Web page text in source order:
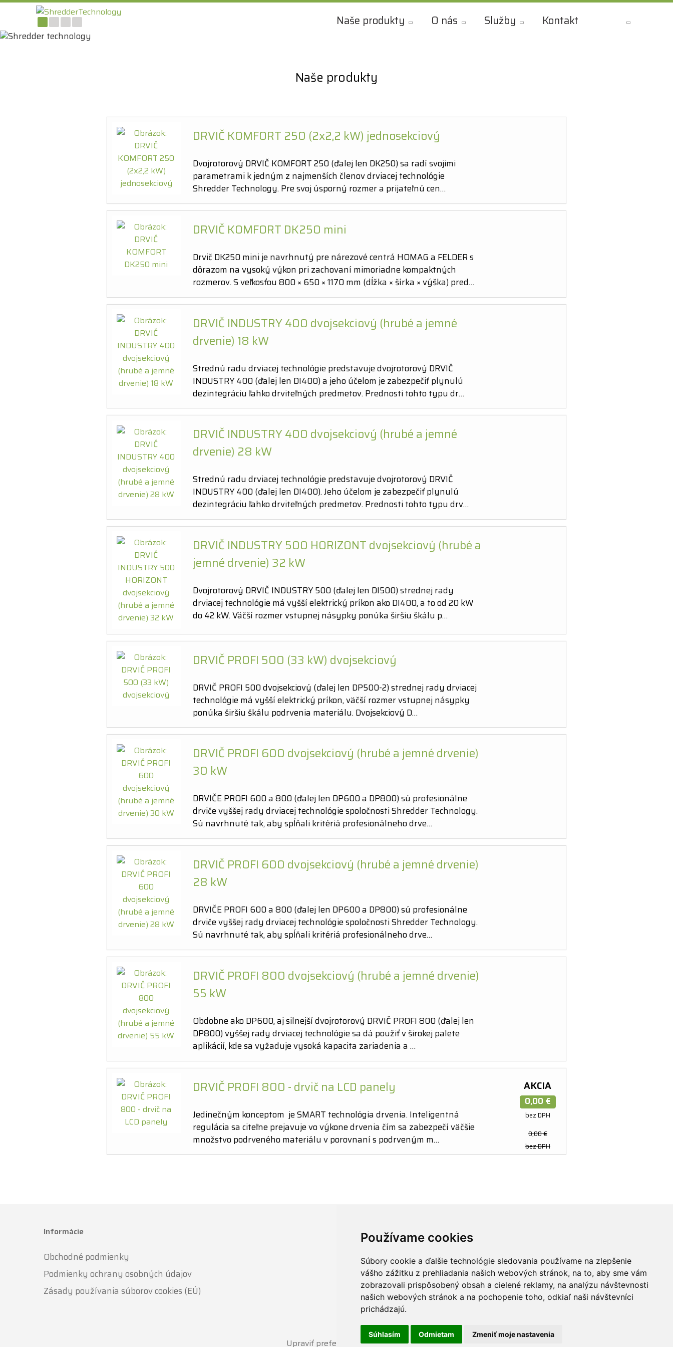
Používame cookies
Súbory cookie a ďalšie technológie sledovania používame na zlepšenie
vášho zážitku z prehliadania našich webových stránok, na to, aby sme vám
zobrazovali prispôsobený obsah a cielené reklamy, na analýzu návštevnosti
našich webových stránok a na pochopenie toho, odkiaľ naši návštevníci
prichádzajú.
Súhlasím Odmietam Zmeniť moje nastavenia
Naše produkty O nás Služby Kontakt
Naše produkty
DRVIČ KOMFORT 250 (2x2,2 kW) jednosekciový
Dvojrotorový DRVIČ KOMFORT 250 (ďalej len DK250) sa radí svojimi
parametrami k jedným z najmenších členov drviacej technológie
Shredder Technology. Pre svoj úsporný rozmer a prijateľnú cen…
DRVIČ KOMFORT DK250 mini
Drvič DK250 mini je navrhnutý pre nárezové centrá HOMAG a FELDER s
dôrazom na vysoký výkon pri zachovaní mimoriadne kompaktných
rozmerov. S veľkosťou 800 × 650 × 1170 mm (dĺžka × šírka × výška) pred…
DRVIČ INDUSTRY 400 dvojsekciový (hrubé a jemné
drvenie) 18 kW
Strednú radu drviacej technológie predstavuje dvojrotorový DRVIČ
INDUSTRY 400 (ďalej len DI400) a jeho účelom je zabezpečiť plynulú
dezintegráciu ľahko drviteľných predmetov. Prednosti tohto typu dr…
DRVIČ INDUSTRY 400 dvojsekciový (hrubé a jemné
drvenie) 28 kW
Strednú radu drviacej technológie predstavuje dvojrotorový DRVIČ
INDUSTRY 400 (ďalej len DI400). Jeho účelom je zabezpečiť plynulú
dezintegráciu ľahko drviteľných predmetov. Prednosti tohto typu drv…
DRVIČ INDUSTRY 500 HORIZONT dvojsekciový (hrubé a
jemné drvenie) 32 kW
Dvojrotorový DRVIČ INDUSTRY 500 (ďalej len DI500) strednej rady
drviacej technológie má vyšší elektrický príkon ako DI400, a to od 20 kW
do 42 kW. Väčší rozmer vstupnej násypky ponúka širšiu škálu p…
DRVIČ PROFI 500 (33 kW) dvojsekciový
DRVIČ PROFI 500 dvojsekciový (ďalej len DP500-2) strednej rady drviacej
technológie má vyšší elektrický príkon, väčší rozmer vstupnej násypky
ponúka širšiu škálu podrvenia materiálu. Dvojsekciový D…
DRVIČ PROFI 600 dvojsekciový (hrubé a jemné drvenie)
30 kW
DRVIČE PROFI 600 a 800 (ďalej len DP600 a DP800) sú profesionálne
drviče vyššej rady drviacej technológie spoločnosti Shredder Technology.
Sú navrhnuté tak, aby spĺňali kritériá profesionálneho drve…
DRVIČ PROFI 600 dvojsekciový (hrubé a jemné drvenie)
28 kW
DRVIČE PROFI 600 a 800 (ďalej len DP600 a DP800) sú profesionálne
drviče vyššej rady drviacej technológie spoločnosti Shredder Technology.
Sú navrhnuté tak, aby spĺňali kritériá profesionálneho drve…
DRVIČ PROFI 800 dvojsekciový (hrubé a jemné drvenie)
55 kW
Obdobne ako DP600, aj silnejší dvojrotorový DRVIČ PROFI 800 (ďalej len
DP800) vyššej rady drviacej technológie sa dá použiť v širokej palete
aplikácií, kde sa vyžaduje vysoká kapacita zariadenia a …
DRVIČ PROFI 800 - drvič na LCD panely
Jedinečným konceptom je SMART technológia drvenia. Inteligentná
regulácia sa citeľne prejavuje vo výkone drvenia čím sa zabezpečí väčšie
množstvo podrveného materiálu v porovnaní s podrveným m…
AKCIA
0,00 €
bez DPH
0,00 €
bez DPH
Informácie
Obchodné podmienky
Podmienky ochrany osobných údajov
Zásady používania súborov cookies (EÚ)
Kontakty
+421 908 58 28 41
info@shreddertechnology.eu
Facebook
Instagram
Upraviť preferencie cookies